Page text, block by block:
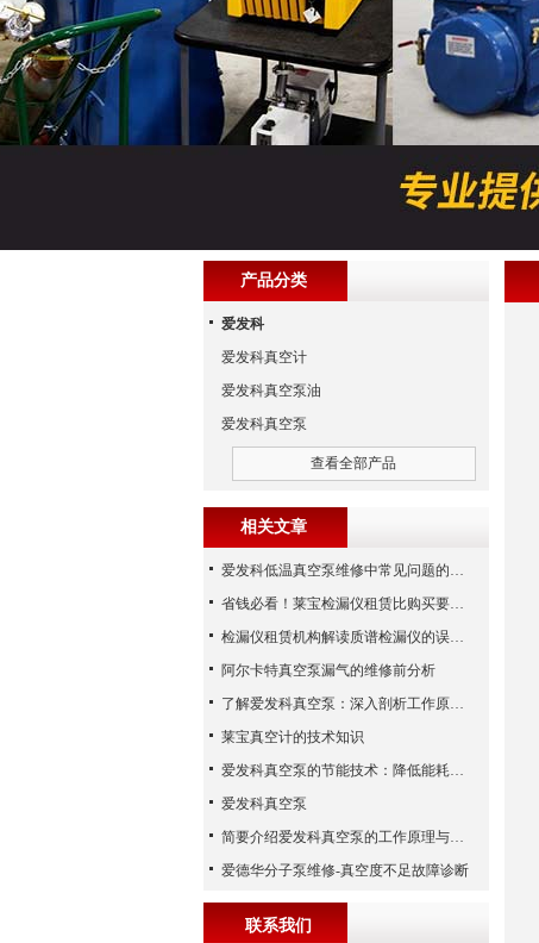
产品分类
爱发科
爱发科真空计
爱发科真空泵油
爱发科真空泵
查看全部产品
相关文章
爱发科低温真空泵维修中常见问题的处理经验
省钱必看！莱宝检漏仪租赁比购买要合算
检漏仪租赁机构解读质谱检漏仪的误差来源
阿尔卡特真空泵漏气的维修前分析
了解爱发科真空泵：深入剖析工作原理与特点
莱宝真空计的技术知识
爱发科真空泵的节能技术：降低能耗，提高生产效益
爱发科真空泵
简要介绍爱发科真空泵的工作原理与主要部件
爱德华分子泵维修-真空度不足故障诊断
联系我们